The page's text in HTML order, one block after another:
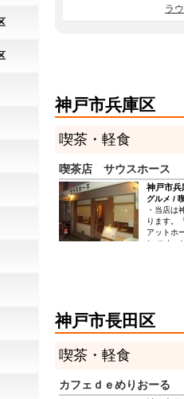
ラ
神戸市兵庫区
喫茶・軽食
喫茶店 サウスホース
神戸市兵
グルメ /
・当店は
ります。
アットホ
(マスター
神戸市長田区
喫茶・軽食
カフェｄｅめりおーる